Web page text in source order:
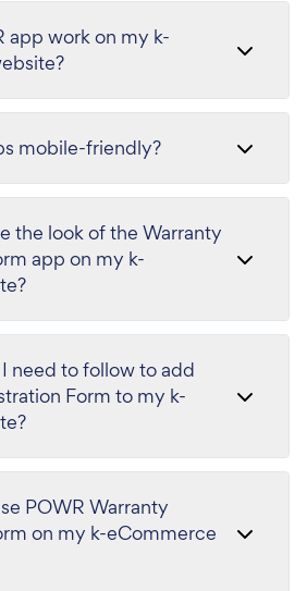
app work on my k-
mobile-friendly?
the look of the Warranty
app on my k-
need to follow to add
Form to my k-
POWR Warranty
on my k-eCommerce